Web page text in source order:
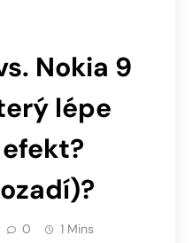
Nokia 9
lépe
0 1 Mins